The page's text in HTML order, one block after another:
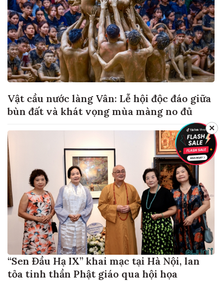
Vật cầu nước làng Vân: Lễ hội độc đáo giữa
bùn đất và khát vọng mùa màng no đủ
“Sen Đầu Hạ IX” khai mạc tại Hà Nội, lan
tỏa tinh thần Phật giáo qua hội họa
✕